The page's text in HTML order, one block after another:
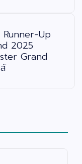
Runner-Up
2025
Grand